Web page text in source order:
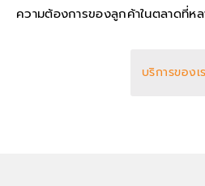
ความต้องการของลูกค้าในตลาดที่ห
บริการของเ